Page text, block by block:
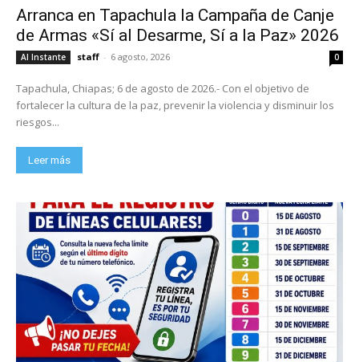
Arranca en Tapachula la Campaña de Canje
de Armas «Sí al Desarme, Sí a la Paz» 2026
Al Instante staff - 6 agosto, 2026 0
Tapachula, Chiapas; 6 de agosto de 2026.- Con el objetivo de
fortalecer la cultura de la paz, prevenir la violencia y disminuir los
riesgos...
Leer más